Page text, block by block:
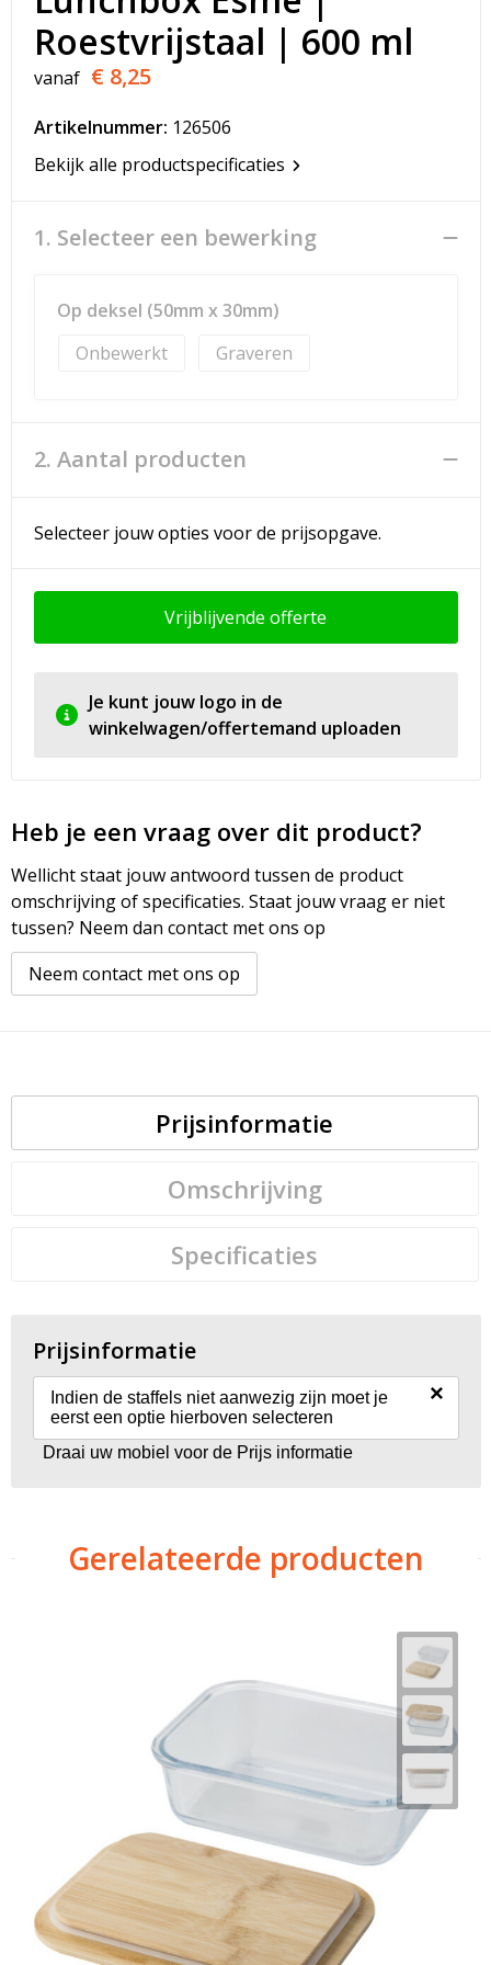
T-Shirts
Veiligheidsvesten en Veiligheidshesjes
Vesten
Werkkleding sets
Gehoorbescherming
Roestvrijstaal | 600 ml
vanaf € 8,25
Artikelnummer: 126506
Bekijk alle productspecificaties
1. Selecteer een bewerking
Op deksel (50mm x 30mm)
Onbewerkt
Graveren
2. Aantal producten
Selecteer jouw opties voor de prijsopgave.
Vrijblijvende offerte
Je kunt jouw logo in de
winkelwagen/offertemand uploaden
Heb je een vraag over dit product?
Wellicht staat jouw antwoord tussen de product
omschrijving of specificaties. Staat jouw vraag er niet
tussen? Neem dan contact met ons op
Neem contact met ons op
Prijsinformatie
Omschrijving
Specificaties
Prijsinformatie
Indien de staffels niet aanwezig zijn moet je
eerst een optie hierboven selecteren
×
Draai uw mobiel voor de Prijs informatie
Gerelateerde producten